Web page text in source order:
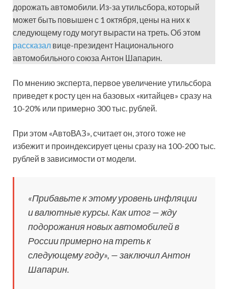
дорожать автомобили. Из-за утильсбора, который
может быть повышен с 1 октября, цены на них к
следующему году могут вырасти на треть. Об этом
рассказал вице-президент Национального
автомобильного союза Антон Шапарин.
По мнению эксперта, первое увеличение утильсбора
приведет к росту цен на базовых «китайцев» сразу на
10-20% или примерно 300 тыс. рублей.
При этом «АвтоВАЗ», считает он, этого тоже не
избежит и проиндексирует цены сразу на 100-200 тыс.
рублей в зависимости от модели.
«Прибавьте к этому уровень инфляции
и валютные курсы. Как итог — жду
подорожания новых автомобилей в
России примерно на треть к
следующему году», — заключил Антон
Шапарин.